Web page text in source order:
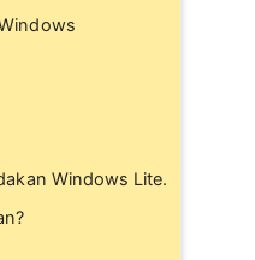
Windows Lite.